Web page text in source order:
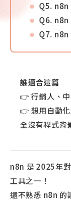
Q5. n8n
Q6. n8n
Q7. n8n
誰適合這篇
👉 行銷人、
👉 想用自動
全沒有程式背
n8n 是 2025年
工具之一！
還不熟悉 n8n 的